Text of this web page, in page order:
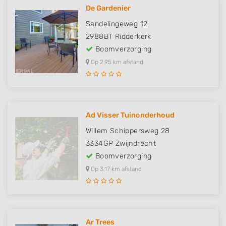
De Gardenier
Sandelingeweg 12
2988BT Ridderkerk
Boomverzorging
Op 2,95 km afstand
Ad Visser Tuinonderhoud
Willem Schippersweg 28
3334GP Zwijndrecht
Boomverzorging
Op 3,17 km afstand
Ar Trees